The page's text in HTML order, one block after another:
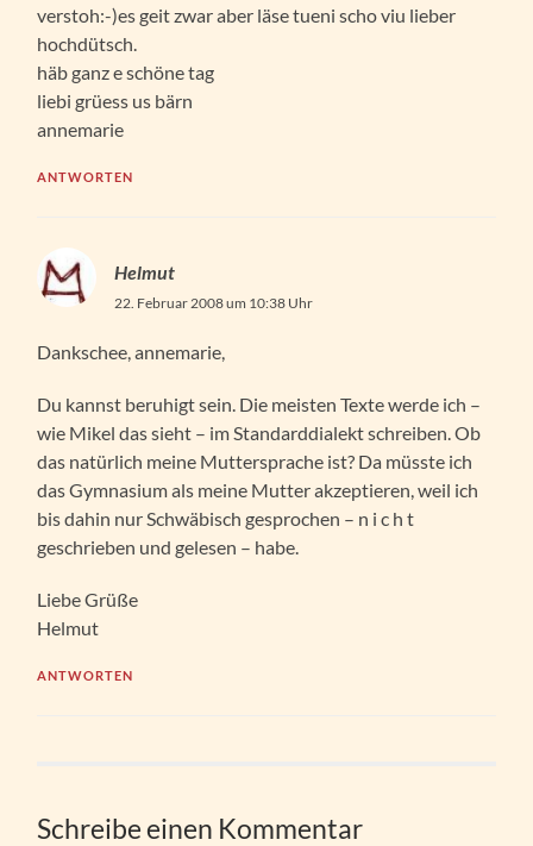
verstoh:-)es geit zwar aber läse tueni scho viu lieber
hochdütsch.
häb ganz e schöne tag
liebi grüess us bärn
annemarie
ANTWORTEN
Helmut
22. Februar 2008 um 10:38 Uhr
Dankschee, annemarie,
Du kannst beruhigt sein. Die meisten Texte werde ich –
wie Mikel das sieht – im Standarddialekt schreiben. Ob
das natürlich meine Muttersprache ist? Da müsste ich
das Gymnasium als meine Mutter akzeptieren, weil ich
bis dahin nur Schwäbisch gesprochen – n i c h t
geschrieben und gelesen – habe.
Liebe Grüße
Helmut
ANTWORTEN
Schreibe einen Kommentar